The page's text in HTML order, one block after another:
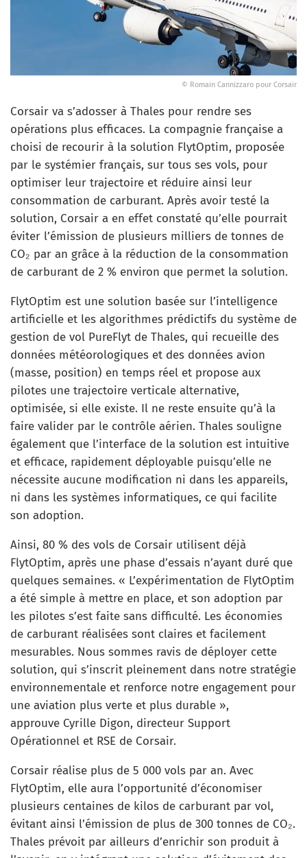
© Romain Cannizzaro pour Corsair
Corsair va s’adosser à Thales pour rendre ses
opérations plus efficaces. La compagnie française a
choisi de recourir à la solution FlytOptim, proposée
par le systémier français, sur tous ses vols, pour
optimiser leur trajectoire et réduire ainsi leur
consommation de carburant. Après avoir testé la
solution, Corsair a en effet constaté qu’elle pourrait
éviter l’émission de plusieurs milliers de tonnes de
CO₂ par an grâce à la réduction de la consommation
de carburant de 2 % environ que permet la solution.
FlytOptim est une solution basée sur l’intelligence
artificielle et les algorithmes prédictifs du système de
gestion de vol PureFlyt de Thales, qui recueille des
données météorologiques et des données avion
(masse, position) en temps réel et propose aux
pilotes une trajectoire verticale alternative,
optimisée, si elle existe. Il ne reste ensuite qu’à la
faire valider par le contrôle aérien. Thales souligne
également que l’interface de la solution est intuitive
et efficace, rapidement déployable puisqu’elle ne
nécessite aucune modification ni dans les appareils,
ni dans les systèmes informatiques, ce qui facilite
son adoption.
Ainsi, 80 % des vols de Corsair utilisent déjà
FlytOptim, après une phase d’essais n’ayant duré que
quelques semaines. « L’expérimentation de FlytOptim
a été simple à mettre en place, et son adoption par
les pilotes s’est faite sans difficulté. Les économies
de carburant réalisées sont claires et facilement
mesurables. Nous sommes ravis de déployer cette
solution, qui s’inscrit pleinement dans notre stratégie
environnementale et renforce notre engagement pour
une aviation plus verte et plus durable »,
approuve Cyrille Digon, directeur Support
Opérationnel et RSE de Corsair.
Corsair réalise plus de 5 000 vols par an. Avec
FlytOptim, elle aura l’opportunité d’économiser
plusieurs centaines de kilos de carburant par vol,
évitant ainsi l’émission de plus de 300 tonnes de CO₂.
Thales prévoit par ailleurs d’enrichir son produit à